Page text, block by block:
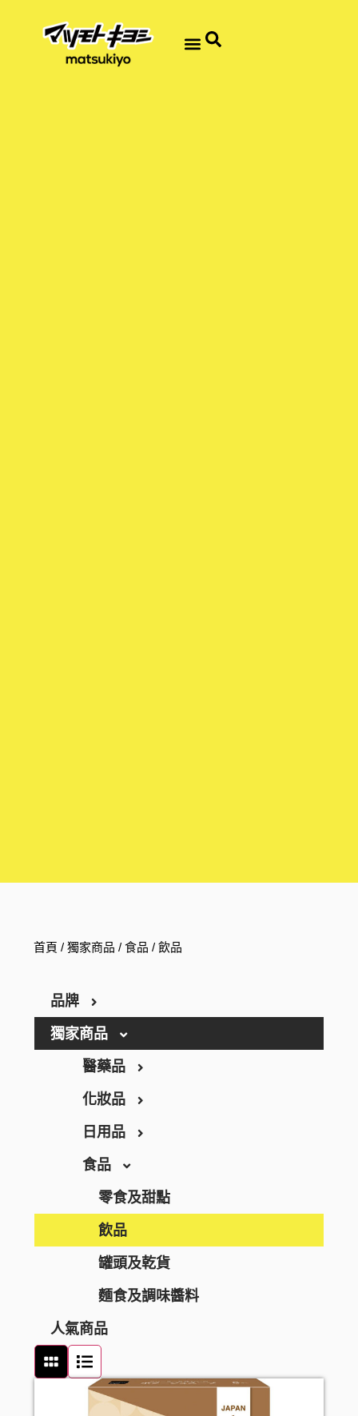
首頁 /獨家商品 /食品 / 飲品
品牌
ARGELAN
THE RETINOTIME
THE RETINOTIME WHITE
W/M AAA
RECiPEO
REPLICA NOTES
MQURE
KNOWLEDGE
Nake
CONCRED
WASHBLACK
HITS DIFFERENT
獨家商品
醫藥品
保健食品
養生保健
營養補充
維他命
美肌保健
纖體塑身
運動營養補充
腸道健康
皮膚護理
化妝品
彩妝
唇妝及護理
化妝工具及配件
洗顏潔面
面部護理
面膜
防曬
男士護膚
日用品
家居用品
家居清潔
衛生用品
廚房用品
廚具清潔
浴室清潔
醫療用品
食品
零食及甜點
飲品
罐頭及乾貨
麵食及調味醬料
人氣商品